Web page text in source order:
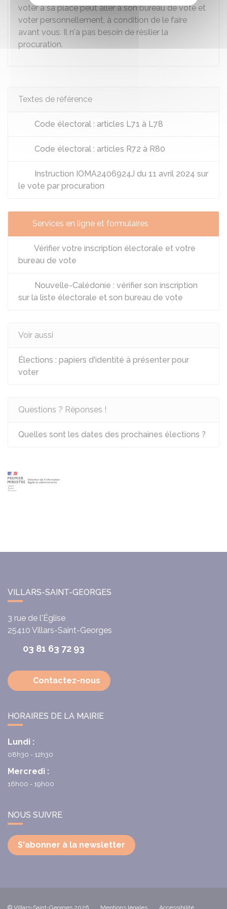
voter à sa place peut aller à son bureau de vote et
voter personnellement, à condition de le faire
avant vous. Il n'a pas besoin de résilier la
procuration.
Textes de référence
Code électoral : articles L71 à L78
Code électoral : articles R72 à R80
Instruction IOMA2406924J du 11 avril 2024 sur
le vote par procuration
Services en ligne et formulaires
Vérifier votre inscription électorale et votre
bureau de vote
Nouvelle-Calédonie : vérifier son inscription
sur la liste électorale et son bureau de vote
Voir aussi
Élections : papiers d'identité à présenter pour
voter
Questions ? Réponses !
Quelles sont les dates des prochaines élections ?
VILLARS-SAINT-GEORGES
3 rue de l'Église
25410 Villars-Saint-Georges
03 81 63 72 93
Contactez-nous
HORAIRES DE LA MAIRIE
Lundi :
08h30 - 12h30
Mercredi :
16h00 - 19h00
NOUS SUIVRE
S'abonner à la newsletter
© Villars-Saint-Georges 2026 Mentions légales Accessibilité